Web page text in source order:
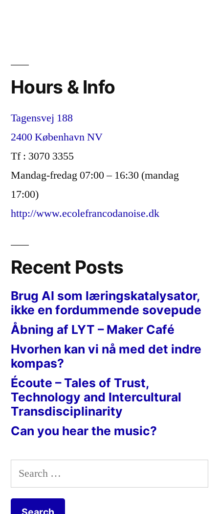
Hours & Info
Tagensvej 188
2400 København NV
Tf : 3070 3355
Mandag-fredag 07:00 – 16:30 (mandag
17:00)
http://www.ecolefrancodanoise.dk
Recent Posts
Brug AI som læringskatalysator,
ikke en fordummende sovepude
Åbning af LYT – Maker Café
Hvorhen kan vi nå med det indre
kompas?
Écoute – Tales of Trust,
Technology and Intercultural
Transdisciplinarity
Can you hear the music?
Search
for: